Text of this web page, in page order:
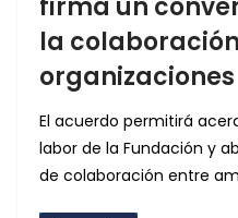
firma un
la
organizaciones
El acuerdo permitirá
labor de la Fundación y
de colaboración entre